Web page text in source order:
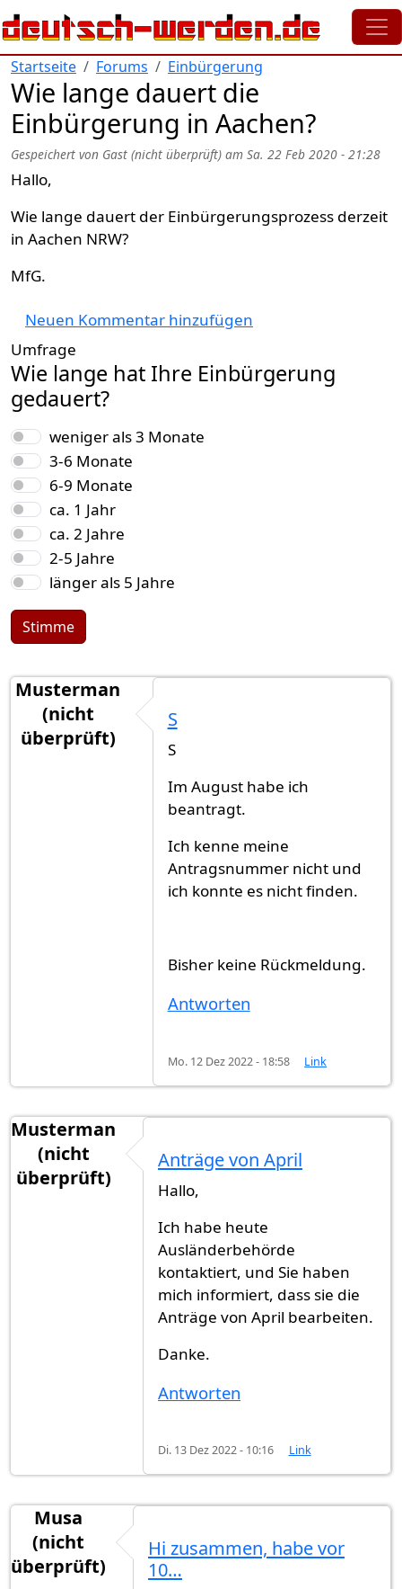
Direkt zum Inhalt
Startseite Forums Einbürgerung
Wie lange dauert die
Einbürgerung in Aachen?
Gespeichert von Gast (nicht überprüft) am Sa. 22 Feb 2020 - 21:28
Hallo,
Wie lange dauert der Einbürgerungsprozess derzeit
in Aachen NRW?
MfG.
Neuen Kommentar hinzufügen
Umfrage
Wie lange hat Ihre Einbürgerung
gedauert?
Auswahlmöglichkeiten
weniger als 3 Monate
3-6 Monate
6-9 Monate
ca. 1 Jahr
ca. 2 Jahre
2-5 Jahre
länger als 5 Jahre
Stimme
Musterman
(nicht
überprüft)
S
S
Im August habe ich
beantragt.
Ich kenne meine
Antragsnummer nicht und
ich konnte es nicht finden.
Bisher keine Rückmeldung.
Antworten
Mo. 12 Dez 2022 - 18:58 Link
Musterman
(nicht
überprüft)
Anträge von April
Hallo,
Ich habe heute
Ausländerbehörde
kontaktiert, und Sie haben
mich informiert, dass sie die
Anträge von April bearbeiten.
Danke.
Antworten
Di. 13 Dez 2022 - 10:16 Link
Musa
(nicht
überprüft)
Hi zusammen, habe vor
10…